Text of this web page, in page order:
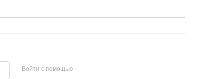
Войти с помощью